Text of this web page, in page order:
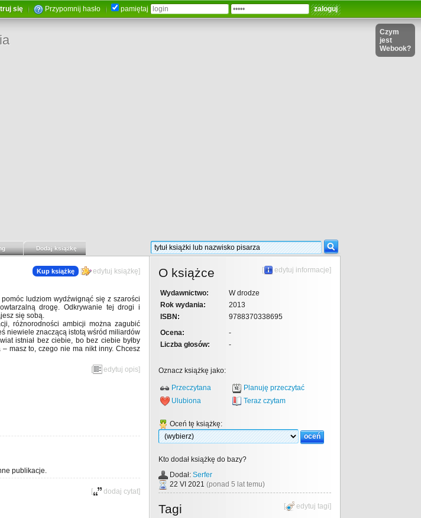
się Przypomnij hasło pamiętaj
Czym
jest
Webook?
Dodaj książkę
Kup książkę [ edytuj książkę]
ludziom wydźwignąć się z szarości
drogę. Odkrywanie tej drogi i
się sobą.
różnorodności ambicji można zagubić
niewiele znaczącą istotą wśród miliardów
istniał bez ciebie, bo bez ciebie byłby
– masz to, czego nie ma nikt inny. Chcesz
[
edytuj opis]
publikacje.
[ dodaj cytat]
[ edytuj informacje]
O książce
Wydawnictwo:
W drodze
Rok wydania:
2013
ISBN:
9788370338695
Ocena:
-
Liczba głosów:
-
Oznacz książkę jako:
Przeczytana
Planuję przeczytać
Ulubiona
Teraz czytam
Oceń tę książkę:
Kto dodał książkę do bazy?
Dodał: Serfer
22 VI 2021 (ponad 5 lat temu)
[ edytuj tagi]
Tagi